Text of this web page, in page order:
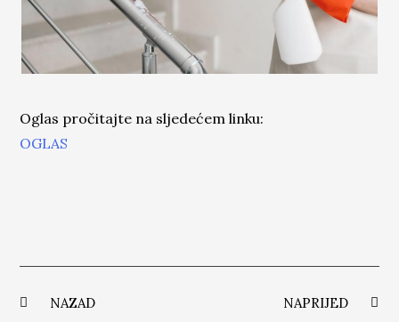
Oglas pročitajte na sljedećem linku:
OGLAS
NAZAD NAPRIJED